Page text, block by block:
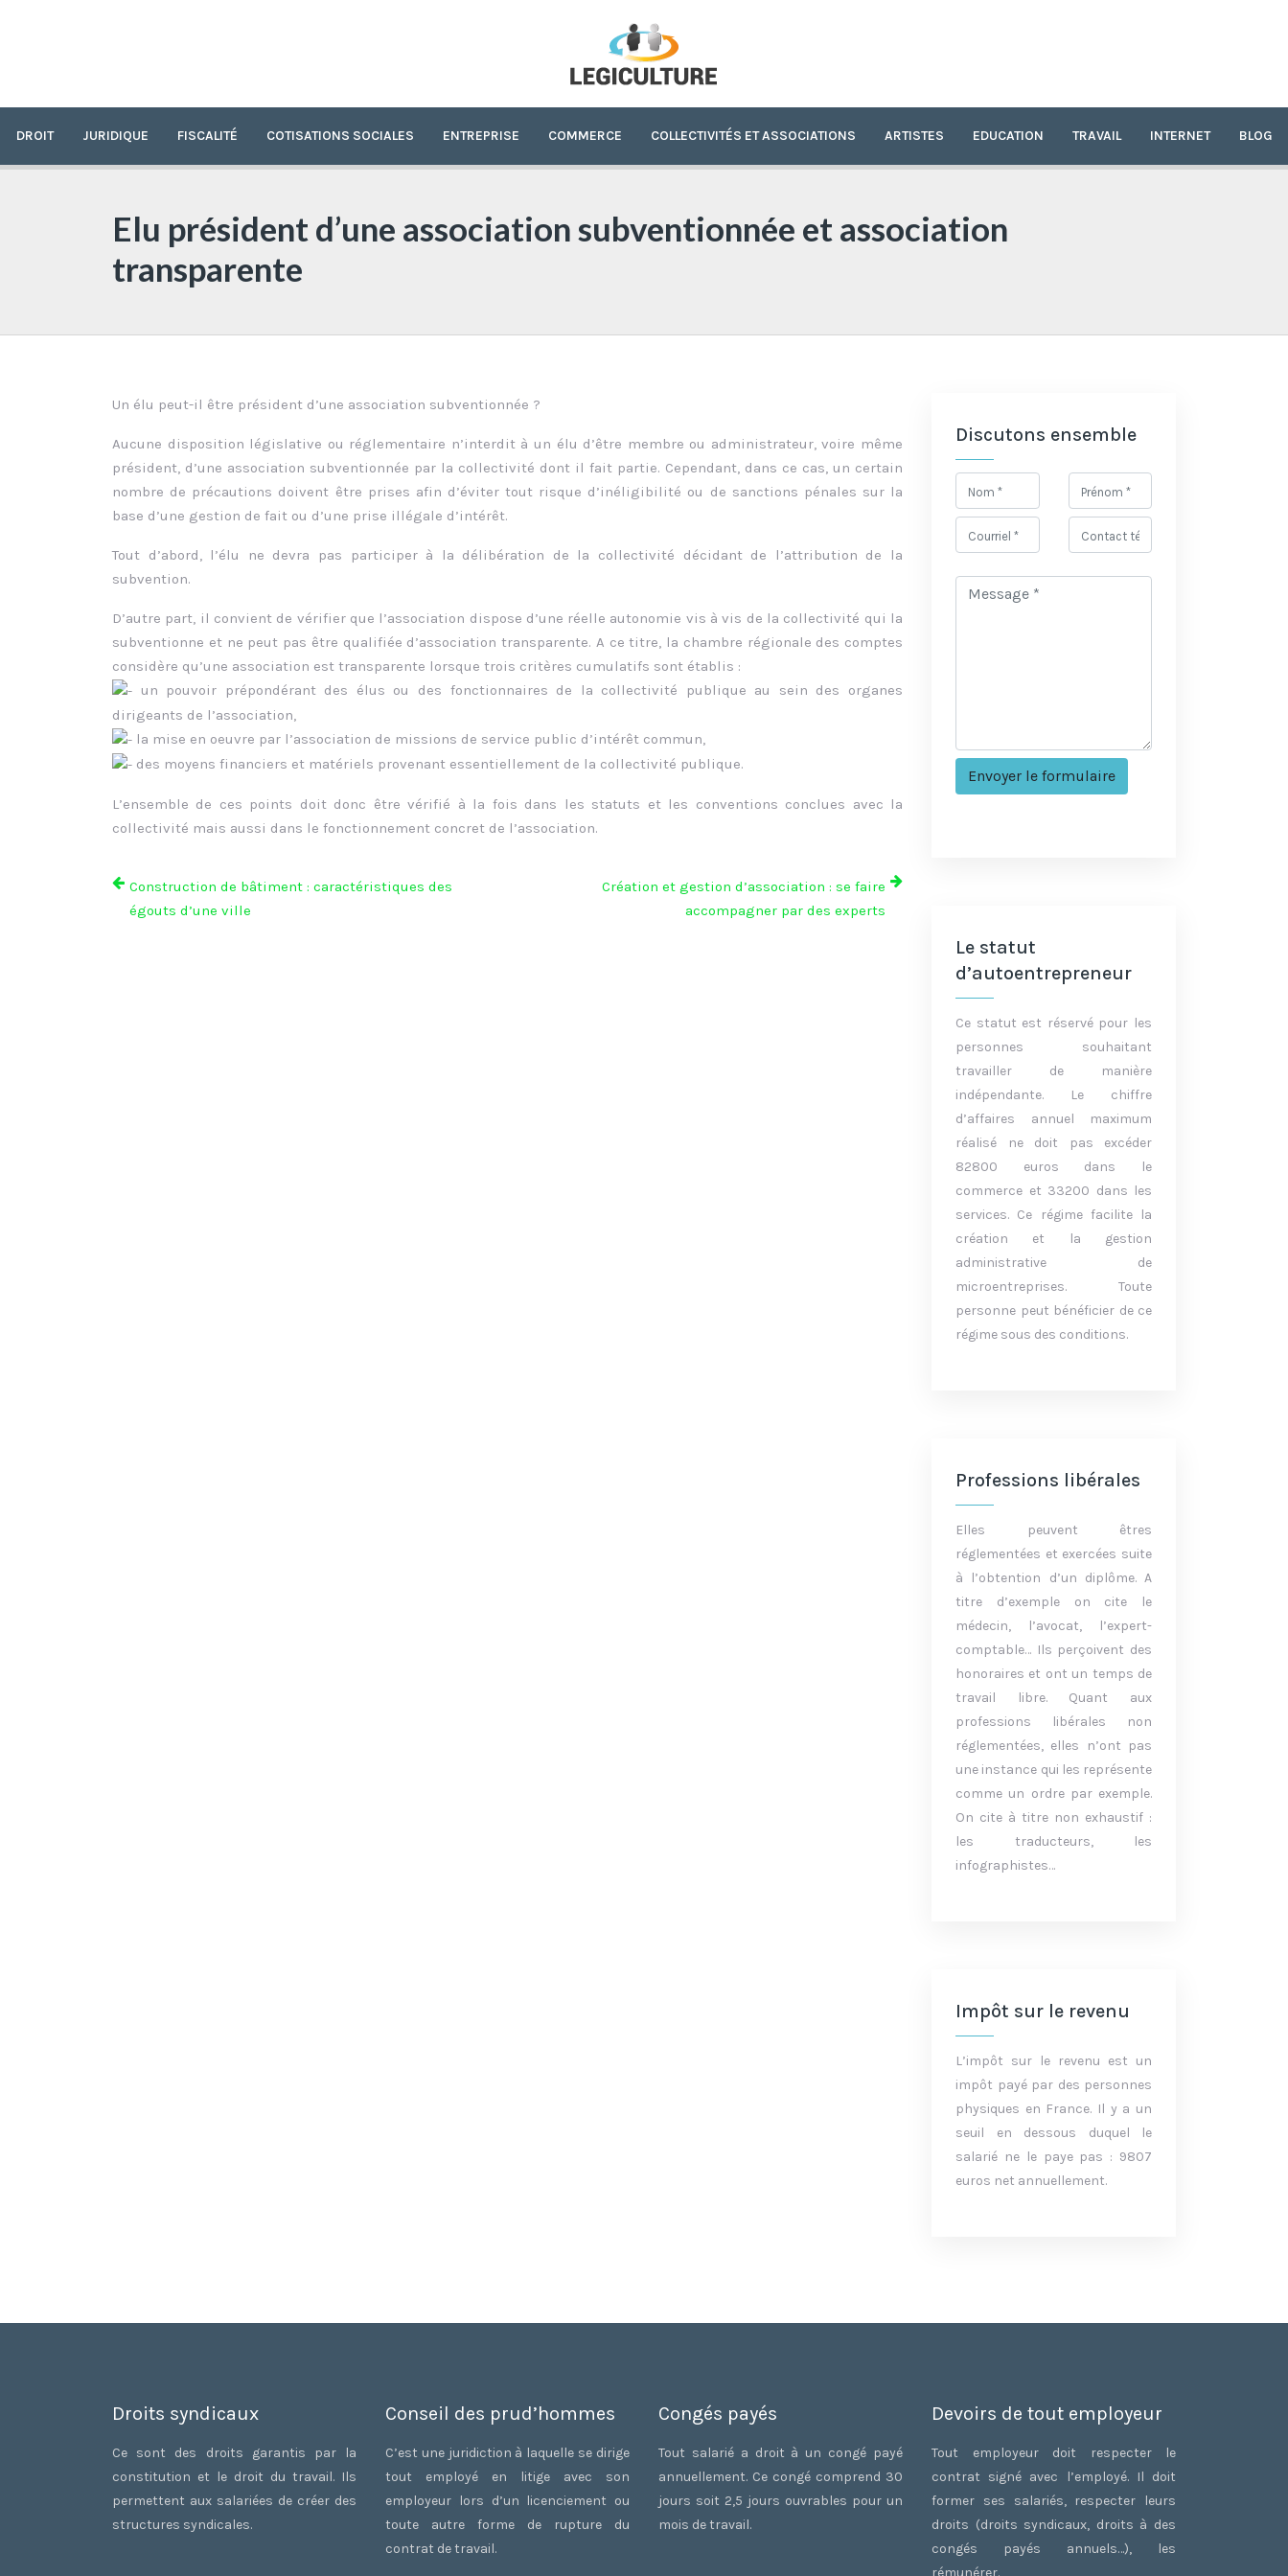
DROIT JURIDIQUE FISCALITÉ COTISATIONS SOCIALES ENTREPRISE COMMERCE COLLECTIVITÉS ET ASSOCIATIONS ARTISTES EDUCATION TRAVAIL INTERNET BLOG
Elu président d’une association subventionnée et association
transparente
Un élu peut-il être président d’une association subventionnée ?
Aucune disposition législative ou réglementaire n’interdit à un élu d’être membre ou administrateur, voire même
président, d’une association subventionnée par la collectivité dont il fait partie. Cependant, dans ce cas, un certain
nombre de précautions doivent être prises afin d’éviter tout risque d’inéligibilité ou de sanctions pénales sur la
base d’une gestion de fait ou d’une prise illégale d’intérêt.
Tout d’abord, l’élu ne devra pas participer à la délibération de la collectivité décidant de l’attribution de la
subvention.
D’autre part, il convient de vérifier que l’association dispose d’une réelle autonomie vis à vis de la collectivité qui la
subventionne et ne peut pas être qualifiée d’association transparente. A ce titre, la chambre régionale des comptes
considère qu’une association est transparente lorsque trois critères cumulatifs sont établis :
un pouvoir prépondérant des élus ou des fonctionnaires de la collectivité publique au sein des organes
dirigeants de l’association,
la mise en oeuvre par l’association de missions de service public d’intérêt commun,
des moyens financiers et matériels provenant essentiellement de la collectivité publique.
L’ensemble de ces points doit donc être vérifié à la fois dans les statuts et les conventions conclues avec la
collectivité mais aussi dans le fonctionnement concret de l’association.
Construction de bâtiment : caractéristiques des
égouts d’une ville
Création et gestion d’association : se faire
accompagner par des experts
Discutons ensemble
Le statut
d’autoentrepreneur
Ce statut est réservé pour les
personnes souhaitant
travailler de manière
indépendante. Le chiffre
d’affaires annuel maximum
réalisé ne doit pas excéder
82800 euros dans le
commerce et 33200 dans les
services. Ce régime facilite la
création et la gestion
administrative de
microentreprises. Toute
personne peut bénéficier de ce
régime sous des conditions.
Professions libérales
Elles peuvent êtres
réglementées et exercées suite
à l’obtention d’un diplôme. A
titre d’exemple on cite le
médecin, l’avocat, l’expert-
comptable… Ils perçoivent des
honoraires et ont un temps de
travail libre. Quant aux
professions libérales non
réglementées, elles n’ont pas
une instance qui les représente
comme un ordre par exemple.
On cite à titre non exhaustif :
les traducteurs, les
infographistes…
Impôt sur le revenu
L’impôt sur le revenu est un
impôt payé par des personnes
physiques en France. Il y a un
seuil en dessous duquel le
salarié ne le paye pas : 9807
euros net annuellement.
Droits syndicaux
Ce sont des droits garantis par la
constitution et le droit du travail. Ils
permettent aux salariées de créer des
structures syndicales.
Conseil des prud’hommes
C’est une juridiction à laquelle se dirige
tout employé en litige avec son
employeur lors d’un licenciement ou
toute autre forme de rupture du
contrat de travail.
Congés payés
Tout salarié a droit à un congé payé
annuellement. Ce congé comprend 30
jours soit 2,5 jours ouvrables pour un
mois de travail.
Devoirs de tout employeur
Tout employeur doit respecter le
contrat signé avec l’employé. Il doit
former ses salariés, respecter leurs
droits (droits syndicaux, droits à des
congés payés annuels…), les
rémunérer.